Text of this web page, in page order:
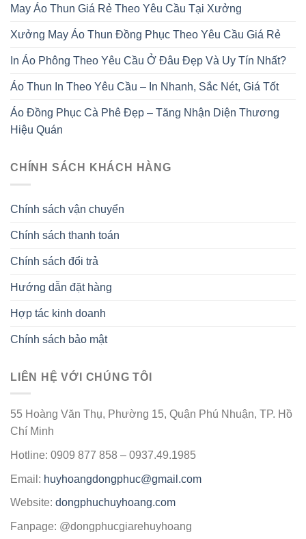
May Áo Thun Giá Rẻ Theo Yêu Cầu Tại Xưởng
Xưởng May Áo Thun Đồng Phục Theo Yêu Cầu Giá Rẻ
In Áo Phông Theo Yêu Cầu Ở Đâu Đẹp Và Uy Tín Nhất?
Áo Thun In Theo Yêu Cầu – In Nhanh, Sắc Nét, Giá Tốt
Áo Đồng Phục Cà Phê Đẹp – Tăng Nhận Diện Thương
Hiệu Quán
CHÍNH SÁCH KHÁCH HÀNG
Chính sách vận chuyển
Chính sách thanh toán
Chính sách đổi trả
Hướng dẫn đặt hàng
Hợp tác kinh doanh
Chính sách bảo mật
LIÊN HỆ VỚI CHÚNG TÔI
55 Hoàng Văn Thụ, Phường 15, Quận Phú Nhuận, TP. Hồ
Chí Minh
Hotline: 0909 877 858 – 0937.49.1985
Email: huyhoangdongphuc@gmail.com
Website: dongphuchuyhoang.com
Fanpage: @dongphucgiarehuyhoang